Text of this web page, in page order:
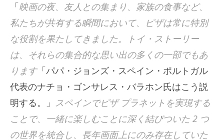
「映画の夜、友人との集まり、家族の食事など、
私たちが共有する瞬間において、ピザは常に特別
な役割を果たしてきました。トイ・ストーリー
は、それらの集合的な思い出の多くの一部でもあ
ります「パパ・ジョンズ・スペイン・ポルトガル
代表のナチョ・ゴンサレス・バラホン氏はこう説
明する。」 スペインでピザ プラネットを実現する
ことで、一緒に楽しむことに深く結びついた 2 つ
の世界を統合し、長年画面上にのみ存在していた